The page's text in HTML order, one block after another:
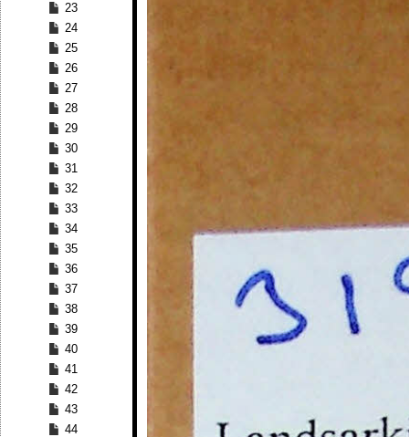
23
24
25
26
27
28
29
30
31
32
33
34
35
36
37
38
39
40
41
42
43
44